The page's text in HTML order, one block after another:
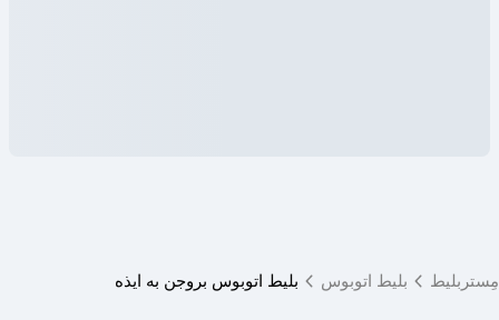
مِستربلیط بلیط اتوبوس بلیط اتوبوس بروجن به ایذه